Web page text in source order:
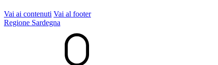
Vai ai contenuti Vai al footer
Regione Sardegna